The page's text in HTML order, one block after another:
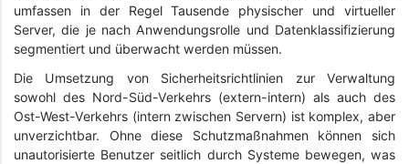
umfassen in der Regel Tausende physischer und virtueller
Server, die je nach Anwendungsrolle und Datenklassifizierung
segmentiert und überwacht werden müssen.
Die Umsetzung von Sicherheitsrichtlinien zur Verwaltung
sowohl des Nord-Süd-Verkehrs (extern-intern) als auch des
Ost-West-Verkehrs (intern zwischen Servern) ist komplex, aber
unverzichtbar. Ohne diese Schutzmaßnahmen können sich
unautorisierte Benutzer seitlich durch Systeme bewegen, was